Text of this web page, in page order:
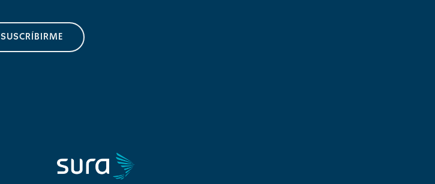
SUSCRÍBIRME